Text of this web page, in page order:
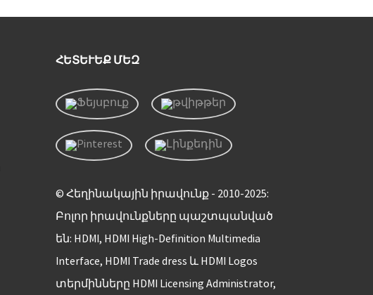
ՀԵՏԵՒԵՔ ՄԵԶ
© Հեղինակային իրավունք - 2010-2025:
Բոլոր իրավունքները պաշտպանված
են: HDMI, HDMI High-Definition Multimedia
Interface, HDMI Trade dress և HDMI Logos
տերմինները HDMI Licensing Administrator,